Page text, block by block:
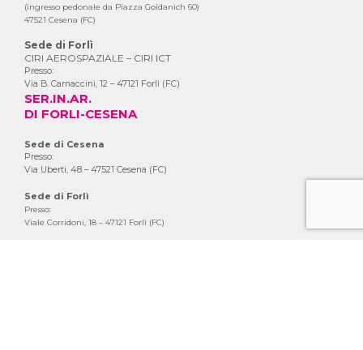
(ingresso pedonale da Piazza Goidanich 60)
47521 Cesena (FC)
Sede di Forlì
CIRI AEROSPAZIALE – CIRI ICT
Presso:
Via B. Carnaccini, 12 – 47121 Forlì (FC)
SER.IN.AR.
DI FORLI-CESENA
Sede di Cesena
Presso:
Via Uberti, 48 – 47521 Cesena (FC)
Sede di Forlì
Presso:
Viale Corridoni, 18 – 47121 Forlì (FC)